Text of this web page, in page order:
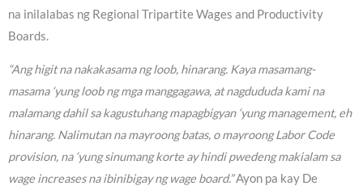
na inilalabas ng Regional Tripartite Wages and Productivity
Boards.
“Ang higit na nakakasama ng loob, hinarang. Kaya masamang-
masama ‘yung loob ng mga manggagawa, at nagdududa kami na
malamang dahil sa kagustuhang mapagbigyan ‘yung management, eh
hinarang. Nalimutan na mayroong batas, o mayroong Labor Code
provision, na ‘yung sinumang korte ay hindi pwedeng makialam sa
wage increases na ibinibigay ng wage board.”Ayon pa kay De